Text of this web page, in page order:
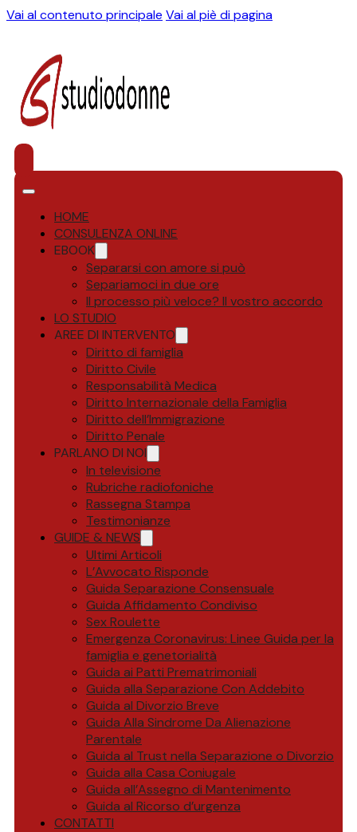
Vai al contenuto principale Vai al piè di pagina
HOME
CONSULENZA ONLINE
EBOOK
Separarsi con amore si può
Separiamoci in due ore
Il processo più veloce? Il vostro accordo
LO STUDIO
AREE DI INTERVENTO
Diritto di famiglia
Diritto Civile
Responsabilità Medica
Diritto Internazionale della Famiglia
Diritto dell’Immigrazione
Diritto Penale
PARLANO DI NOI
In televisione
Rubriche radiofoniche
Rassegna Stampa
Testimonianze
GUIDE & NEWS
Ultimi Articoli
L’Avvocato Risponde
Guida Separazione Consensuale
Guida Affidamento Condiviso
Sex Roulette
Emergenza Coronavirus: Linee Guida per la
famiglia e genetorialità
Guida ai Patti Prematrimoniali
Guida alla Separazione Con Addebito
Guida al Divorzio Breve
Guida Alla Sindrome Da Alienazione
Parentale
Guida al Trust nella Separazione o Divorzio
Guida alla Casa Coniugale
Guida all’Assegno di Mantenimento
Guida al Ricorso d’urgenza
CONTATTI